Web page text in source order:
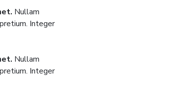
Nullam
Integer
Nullam
Integer